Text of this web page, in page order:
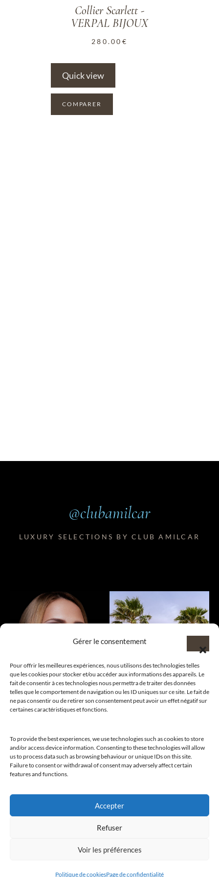
Gérer le consentement
Pour offrir les meilleures expériences, nous utilisons des technologies telles
que les cookies pour stocker et/ou accéder aux informations des appareils. Le
fait de consentir à ces technologies nous permettra de traiter des données
telles que le comportement de navigation ou les ID uniques sur ce site. Le fait de
ne pas consentir ou de retirer son consentement peut avoir un effet négatif sur
certaines caractéristiques et fonctions.
To provide the best experiences, we use technologies such as cookies to store
and/or access device information. Consenting to these technologies will allow
us to process data such as browsing behaviour or unique IDs on this site.
Failure to consent or withdrawal of consent may adversely affect certain
features and functions.
Accepter
Refuser
Voir les préférences
Politique de cookiesPage de confidentialité
Collier Scarlett -
VERPAL BIJOUX
280.00 €
Quick view
COMPARER
@clubamilcar
LUXURY SELECTIONS BY CLUB AMILCAR